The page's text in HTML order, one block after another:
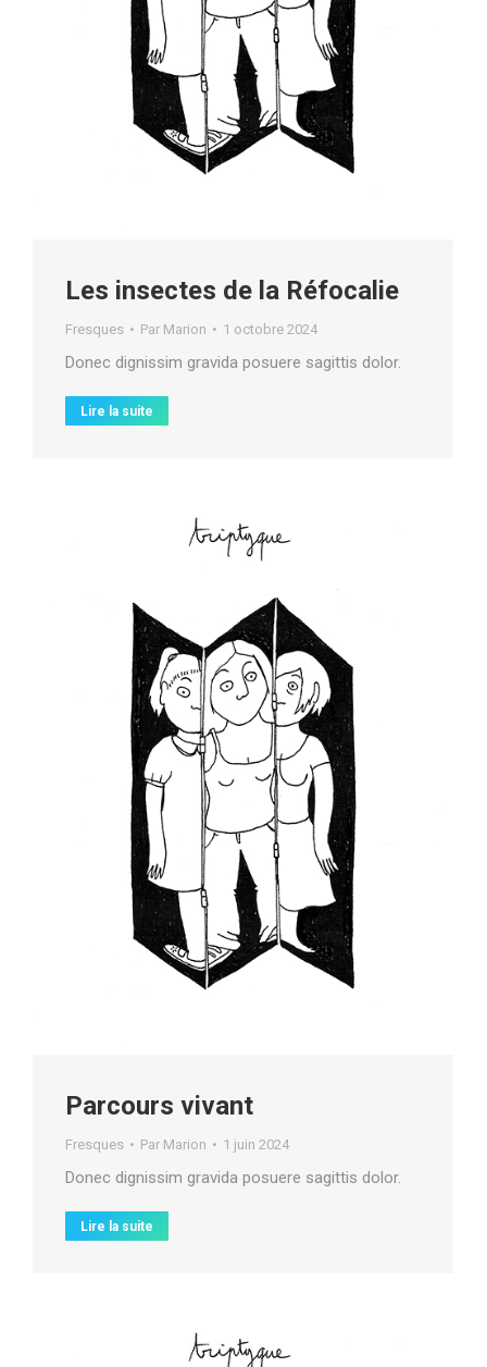
Les insectes de la Réfocalie
Fresques Par Marion 1 octobre 2024
Donec dignissim gravida posuere sagittis dolor.
Lire la suite
Parcours vivant
Fresques Par Marion 1 juin 2024
Donec dignissim gravida posuere sagittis dolor.
Lire la suite